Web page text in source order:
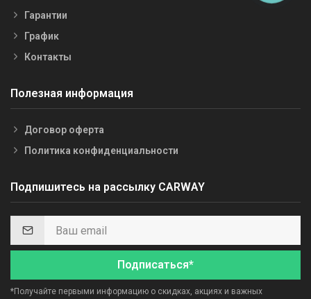
Гарантии
График
Контакты
Полезная информация
Договор оферта
Политика конфиденциальности
Подпишитесь на рассылку CARWAY
Подписаться*
*Получайте первыми информацию о скидках, акциях и важных